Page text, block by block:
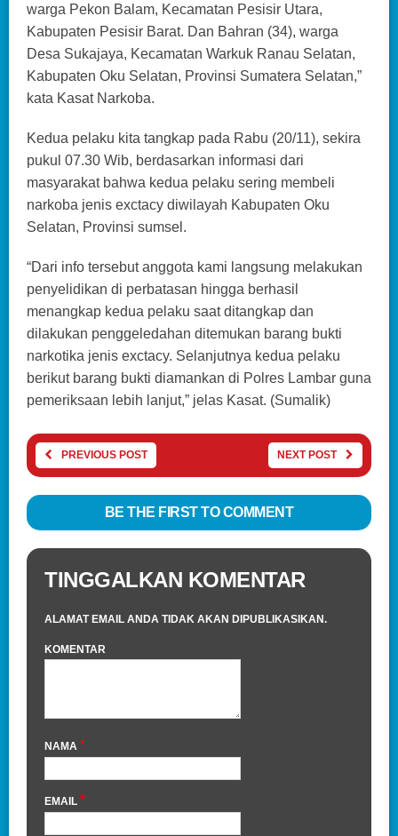
warga Pekon Balam, Kecamatan Pesisir Utara,
Kabupaten Pesisir Barat. Dan Bahran (34), warga
Desa Sukajaya, Kecamatan Warkuk Ranau Selatan,
Kabupaten Oku Selatan, Provinsi Sumatera Selatan,”
kata Kasat Narkoba.
Kedua pelaku kita tangkap pada Rabu (20/11), sekira
pukul 07.30 Wib, berdasarkan informasi dari
masyarakat bahwa kedua pelaku sering membeli
narkoba jenis exctacy diwilayah Kabupaten Oku
Selatan, Provinsi sumsel.
“Dari info tersebut anggota kami langsung melakukan
penyelidikan di perbatasan hingga berhasil
menangkap kedua pelaku saat ditangkap dan
dilakukan penggeledahan ditemukan barang bukti
narkotika jenis exctacy. Selanjutnya kedua pelaku
berikut barang bukti diamankan di Polres Lambar guna
pemeriksaan lebih lanjut,” jelas Kasat. (Sumalik)
PREVIOUS POST NEXT POST
BE THE FIRST TO COMMENT
TINGGALKAN KOMENTAR
ALAMAT EMAIL ANDA TIDAK AKAN DIPUBLIKASIKAN.
KOMENTAR
NAMA *
EMAIL *